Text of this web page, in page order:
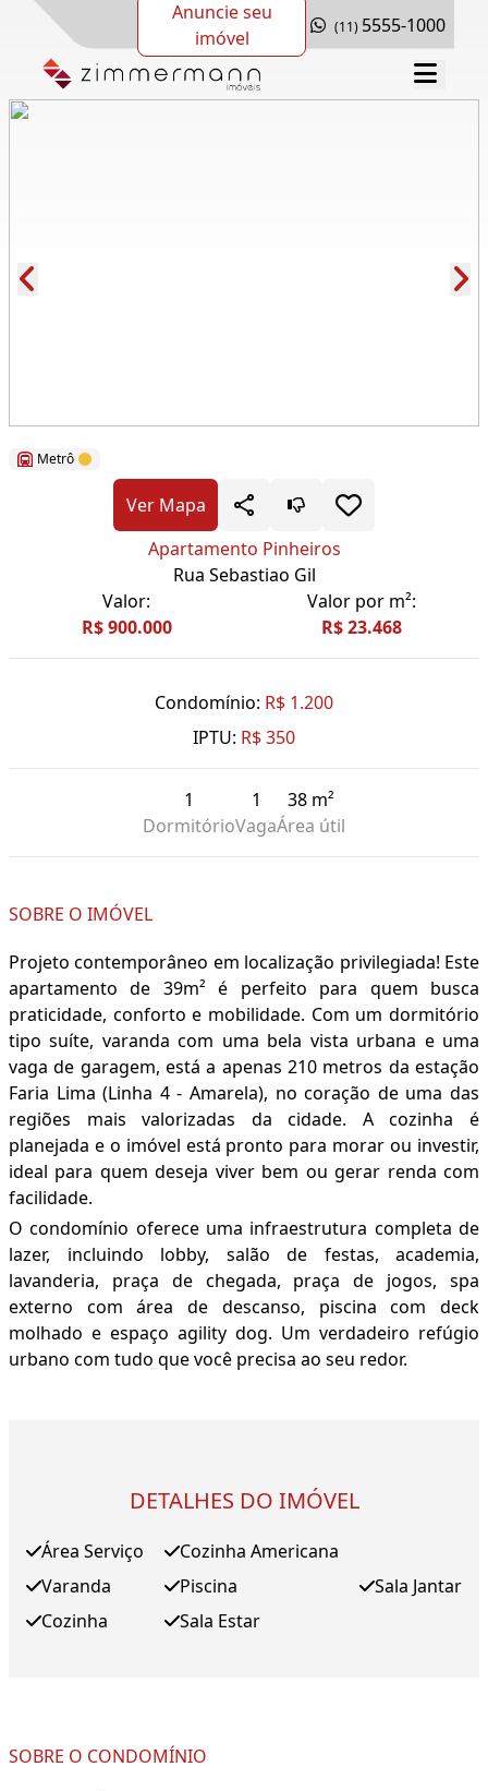
Anuncie seu
imóvel
(11) 5555-1000
Metrô
Ver Mapa
Apartamento Pinheiros
Rua Sebastiao Gil
Valor:
R$ 900.000
Valor por m²:
R$ 23.468
Condomínio: R$ 1.200
IPTU: R$ 350
1
Dormitório
1
Vaga
38 m²
Área útil
SOBRE O IMÓVEL
Projeto contemporâneo em localização privilegiada! Este
apartamento de 39m² é perfeito para quem busca
praticidade, conforto e mobilidade. Com um dormitório
tipo suíte, varanda com uma bela vista urbana e uma
vaga de garagem, está a apenas 210 metros da estação
Faria Lima (Linha 4 - Amarela), no coração de uma das
regiões mais valorizadas da cidade. A cozinha é
planejada e o imóvel está pronto para morar ou investir,
ideal para quem deseja viver bem ou gerar renda com
facilidade.
O condomínio oferece uma infraestrutura completa de
lazer, incluindo lobby, salão de festas, academia,
lavanderia, praça de chegada, praça de jogos, spa
externo com área de descanso, piscina com deck
molhado e espaço agility dog. Um verdadeiro refúgio
urbano com tudo que você precisa ao seu redor.
DETALHES DO IMÓVEL
Área Serviço
Varanda
Cozinha
Cozinha Americana
Piscina
Sala Estar
Sala Jantar
SOBRE O CONDOMÍNIO